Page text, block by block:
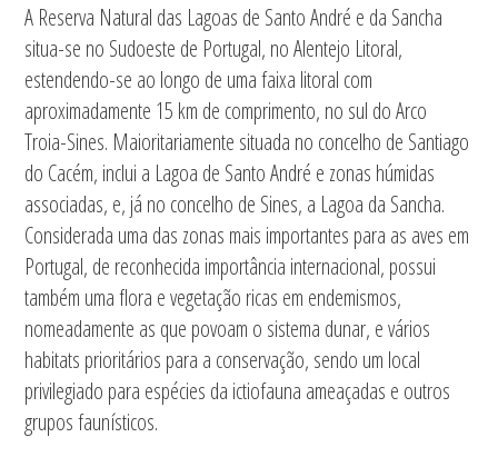
A Reserva Natural das Lagoas de Santo André e da Sancha
situa-se no Sudoeste de Portugal, no Alentejo Litoral,
estendendo-se ao longo de uma faixa litoral com
aproximadamente 15 km de comprimento, no sul do Arco
Troia-Sines. Maioritariamente situada no concelho de Santiago
do Cacém, inclui a Lagoa de Santo André e zonas húmidas
associadas, e, já no concelho de Sines, a Lagoa da Sancha.
Considerada uma das zonas mais importantes para as aves em
Portugal, de reconhecida importância internacional, possui
também uma flora e vegetação ricas em endemismos,
nomeadamente as que povoam o sistema dunar, e vários
habitats prioritários para a conservação, sendo um local
privilegiado para espécies da ictiofauna ameaçadas e outros
grupos faunísticos.